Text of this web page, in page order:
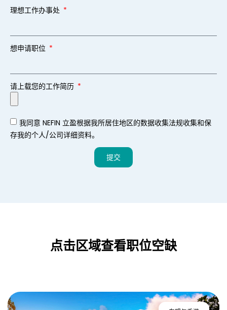
理想工作办事处
想申请职位
请上载您的工作简历
我同意 NEFIN 立盈根据我所居住地区的数据收集法规收集和保
存我的个人/公司详细资料。
提交
点击区域查看职位空缺